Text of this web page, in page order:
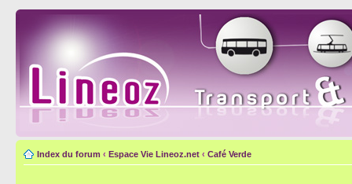
Index du forum ‹ Espace Vie Lineoz.net ‹ Café Verde